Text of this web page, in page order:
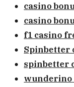
casino
casino
f1 casino
Spinbetter
spinbetter
wunderino